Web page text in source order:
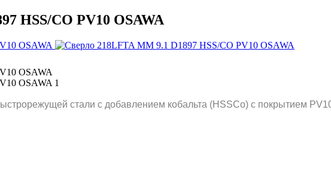
HSS/CO PV10 OSAWA
стали с добавлением кобальта (HSSCo) c покрытием